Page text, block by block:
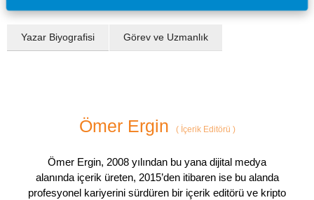
Yazar Biyografisi Görev ve Uzmanlık
Ömer Ergin (İçerik Editörü )
Ömer Ergin, 2008 yılından bu yana dijital medya
alanında içerik üreten, 2015’den itibaren ise bu alanda
profesyonel kariyerini sürdüren bir içerik editörü ve kripto